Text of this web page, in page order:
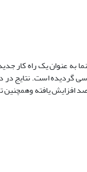
به عنوان یک راه کار
گردیده است. نتایج در
که جریان ورودی به حالت شعاعی تبدیل و از حالت گردابه‌ای خارج شده و